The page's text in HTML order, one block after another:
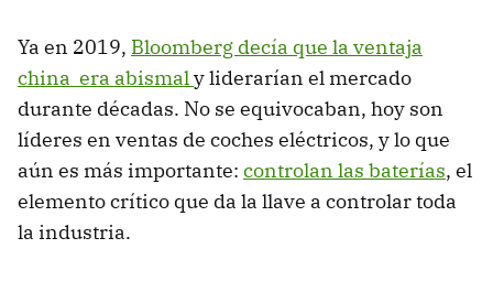
Ya en 2019, Bloomberg decía que la ventaja
china era abismaly liderarían el mercado
durante décadas. No se equivocaban, hoy son
líderes en ventas de coches eléctricos, y lo que
aún es más importante: controlan las baterías, el
elemento crítico que da la llave a controlar toda
la industria.